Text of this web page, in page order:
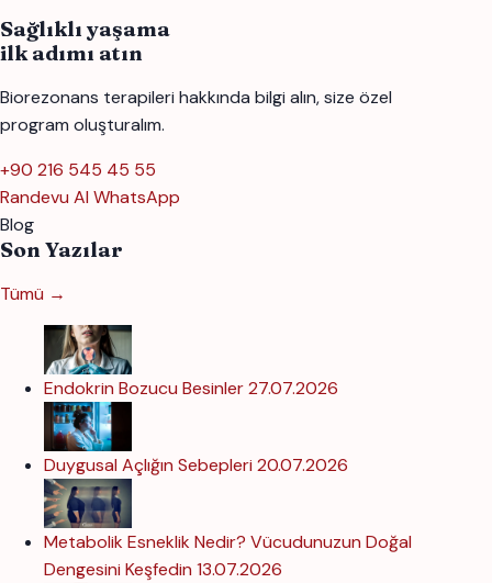
Sağlıklı yaşama
ilk adımı atın
Biorezonans terapileri hakkında bilgi alın, size özel
program oluşturalım.
+90 216 545 45 55
Randevu Al WhatsApp
Blog
Son Yazılar
Tümü →
Endokrin Bozucu Besinler27.07.2026
Duygusal Açlığın Sebepleri 20.07.2026
Metabolik Esneklik Nedir? Vücudunuzun Doğal
Dengesini Keşfedin 13.07.2026